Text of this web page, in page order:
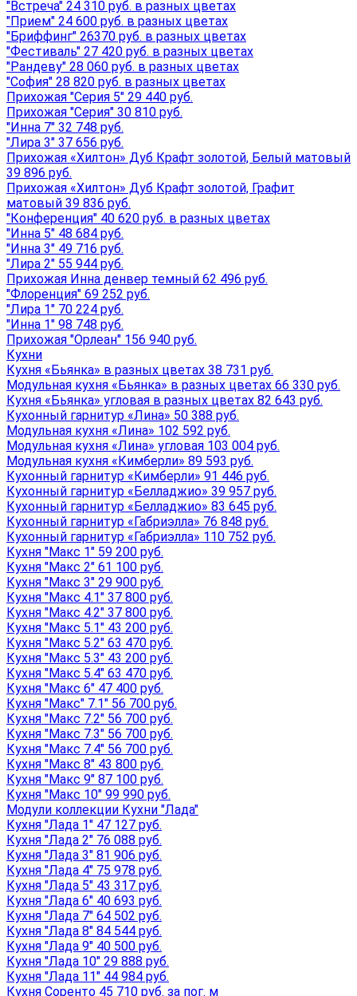
"Встреча" 24 310 руб. в разных цветах
"Прием" 24 600 руб. в разных цветах
"Бриффинг" 26370 руб. в разных цветах
"Фестиваль" 27 420 руб. в разных цветах
"Рандеву" 28 060 руб. в разных цветах
"София" 28 820 руб. в разных цветах
Прихожая "Серия 5" 29 440 руб.
Прихожая "Серия" 30 810 руб.
"Инна 7" 32 748 руб.
"Лира 3" 37 656 руб.
Прихожая «Хилтон» Дуб Крафт золотой, Белый матовый
39 896 руб.
Прихожая «Хилтон» Дуб Крафт золотой, Графит
матовый 39 836 руб.
"Конференция" 40 620 руб. в разных цветах
"Инна 5" 48 684 руб.
"Инна 3" 49 716 руб.
"Лира 2" 55 944 руб.
Прихожая Инна денвер темный 62 496 руб.
"Флоренция" 69 252 руб.
"Лира 1" 70 224 руб.
"Инна 1" 98 748 руб.
Прихожая "Орлеан" 156 940 руб.
Кухни
Кухня «Бьянка» в разных цветах 38 731 руб.
Модульная кухня «Бьянка» в разных цветах 66 330 руб.
Кухня «Бьянка» угловая в разных цветах 82 643 руб.
Кухонный гарнитур «Лина» 50 388 руб.
Модульная кухня «Лина» 102 592 руб.
Модульная кухня «Лина» угловая 103 004 руб.
Модульная кухня «Кимберли» 89 593 руб.
Кухонный гарнитур «Кимберли» 91 446 руб.
Кухонный гарнитур «Белладжио» 39 957 руб.
Кухонный гарнитур «Белладжио» 83 645 руб.
Кухонный гарнитур «Габриэлла» 76 848 руб.
Кухонный гарнитур «Габриэлла» 110 752 руб.
Кухня "Макс 1" 59 200 руб.
Кухня "Макс 2" 61 100 руб.
Кухня "Макс 3" 29 900 руб.
Кухня "Макс 4.1" 37 800 руб.
Кухня "Макс 4.2" 37 800 руб.
Кухня "Макс 5.1" 43 200 руб.
Кухня "Макс 5.2" 63 470 руб.
Кухня "Макс 5.3" 43 200 руб.
Кухня "Макс 5.4" 63 470 руб.
Кухня "Макс 6" 47 400 руб.
Кухня "Макс" 7.1" 56 700 руб.
Кухня "Макс 7.2" 56 700 руб.
Кухня "Макс 7.3" 56 700 руб.
Кухня "Макс 7.4" 56 700 руб.
Кухня "Макс 8" 43 800 руб.
Кухня "Макс 9" 87 100 руб.
Кухня "Макс 10" 99 990 руб.
Модули коллекции Кухни "Лада"
Кухня "Лада 1" 47 127 руб.
Кухня "Лада 2" 76 088 руб.
Кухня "Лада 3" 81 906 руб.
Кухня "Лада 4" 75 978 руб.
Кухня "Лада 5" 43 317 руб.
Кухня "Лада 6" 40 693 руб.
Кухня "Лада 7" 64 502 руб.
Кухня "Лада 8" 84 544 руб.
Кухня "Лада 9" 40 500 руб.
Кухня "Лада 10" 29 888 руб.
Кухня "Лада 11" 44 984 руб.
Кухня Соренто 45 710 руб. за пог. м